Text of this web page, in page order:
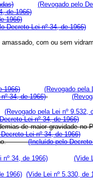
(Revogado pelo
de 1966)
1966)
Decreto-Lei nº 34, de 1966)
e amassado, com ou sem
1966)
(Revogado pela
34, de 1966)
(Revogado pela Lei nº 9.532,
Lei nº 34, de 1966)
de maior gravidade
Lei nº 34, de 1966)
(Incluído pelo
nº 34, de 1966) (Vide
1966) (Vide Lei nº 5.330, de